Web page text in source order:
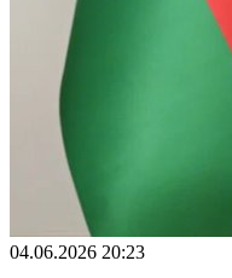
04.06.2026 20:23